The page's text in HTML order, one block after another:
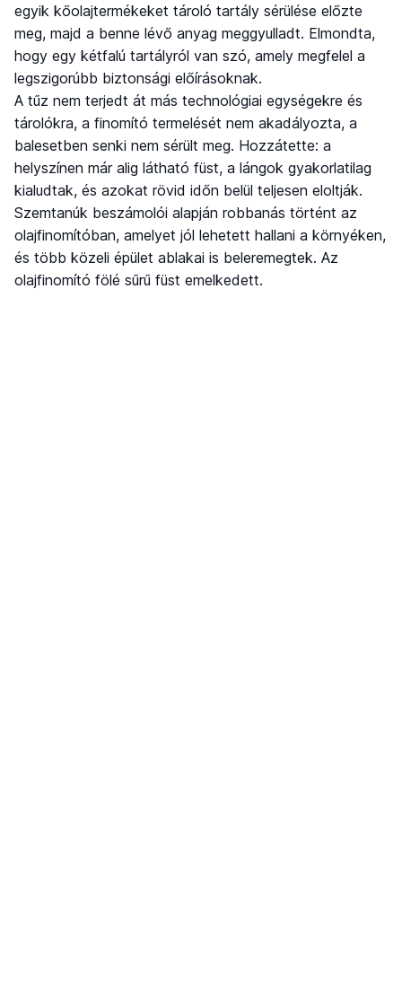
egyik kőolajtermékeket tároló tartály sérülése előzte
meg, majd a benne lévő anyag meggyulladt. Elmondta,
hogy egy kétfalú tartályról van szó, amely megfelel a
legszigorúbb biztonsági előírásoknak.
A tűz nem terjedt át más technológiai egységekre és
tárolókra, a finomító termelését nem akadályozta, a
balesetben senki nem sérült meg. Hozzátette: a
helyszínen már alig látható füst, a lángok gyakorlatilag
kialudtak, és azokat rövid időn belül teljesen eloltják.
Szemtanúk beszámolói alapján robbanás történt az
olajfinomítóban, amelyet jól lehetett hallani a környéken,
és több közeli épület ablakai is beleremegtek. Az
olajfinomító fölé sűrű füst emelkedett.